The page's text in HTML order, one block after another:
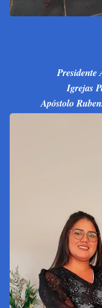
Presidente
Igrejas
Apóstolo